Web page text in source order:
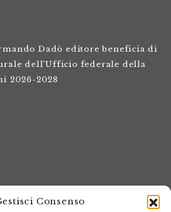
Consenso
Dadò editore beneficia di
dell’Ufficio federale della
2026-2028